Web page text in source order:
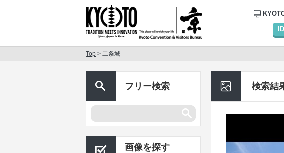
Top > 二条城
フリー検索
画像を探す
検索結